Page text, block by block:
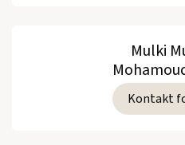
Mulki
Kontakt